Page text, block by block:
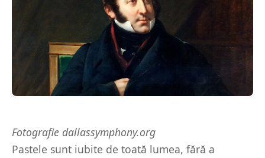
Fotografie dallassymphony.org
Pastele sunt iubite de toată lumea, fără a